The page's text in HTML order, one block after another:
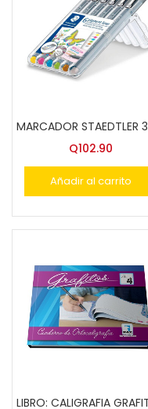
Q102.90
Añadir al carrito